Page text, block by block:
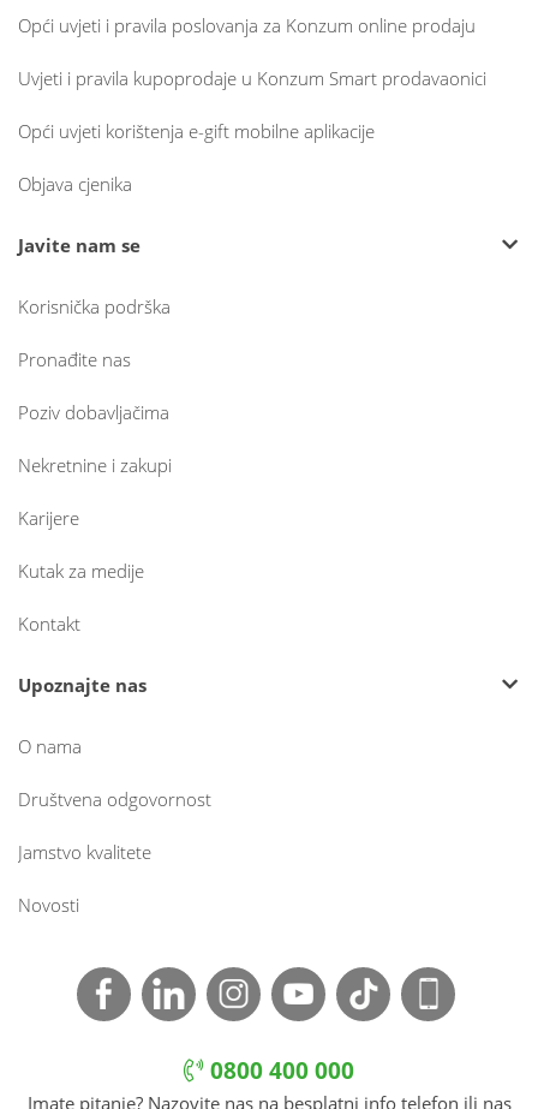
Opći uvjeti i pravila poslovanja za Konzum online prodaju
Uvjeti i pravila kupoprodaje u Konzum Smart prodavaonici
Opći uvjeti korištenja e-gift mobilne aplikacije
Objava cjenika
Javite nam se
Korisnička podrška
Pronađite nas
Poziv dobavljačima
Nekretnine i zakupi
Karijere
Kutak za medije
Kontakt
Upoznajte nas
O nama
Društvena odgovornost
Jamstvo kvalitete
Novosti
0800 400 000
Imate pitanje? Nazovite nas na besplatni info telefon ili nas